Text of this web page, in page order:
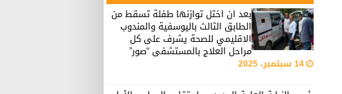
بعد ان اختل توازنها طفلة تسقط من
الطابق الثالث باليوسفية والمندوب
الاقليمي للصحة يشرف على كل
مراحل العلاج بالمستشفى “صور”
14 سبتمبر، 2025